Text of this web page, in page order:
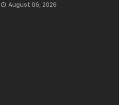
August 06, 2026